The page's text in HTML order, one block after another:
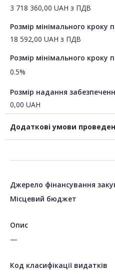
3 718 360,00 UAH з ПДВ
Розмір мінімального кроку
18 592,00 UAH з ПДВ
Розмір мінімального кроку
0.5%
Розмір надання
0,00 UAH
Додаткові умови
Джерело фінансування
Місцевий бюджет
Опис
—
Код класифікації видатків